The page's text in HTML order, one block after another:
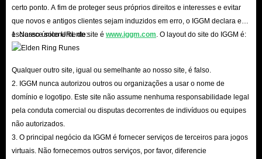
certo ponto. A fim de proteger seus próprios direitos e interesses e evitar
que novos e antigos clientes sejam induzidos em erro, o IGGM declara e
esclarece solenemente:
1. Nosso único URL de site é www.iggm.com . O layout do site do IGGM é:
Qualquer outro site, igual ou semelhante ao nosso site, é falso.
2. IGGM nunca autorizou outros ou organizações a usar o nome de
domínio e logotipo. Este site não assume nenhuma responsabilidade legal
pela conduta comercial ou disputas decorrentes de indivíduos ou equipes
não autorizados.
3. O principal negócio da IGGM é fornecer serviços de terceiros para jogos
virtuais. Não fornecemos outros serviços, por favor, diferencie